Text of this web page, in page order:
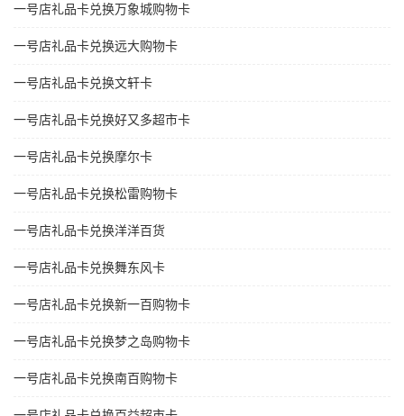
一号店礼品卡兑换万象城购物卡
一号店礼品卡兑换远大购物卡
一号店礼品卡兑换文轩卡
一号店礼品卡兑换好又多超市卡
一号店礼品卡兑换摩尔卡
一号店礼品卡兑换松雷购物卡
一号店礼品卡兑换洋洋百货
一号店礼品卡兑换舞东风卡
一号店礼品卡兑换新一百购物卡
一号店礼品卡兑换梦之岛购物卡
一号店礼品卡兑换南百购物卡